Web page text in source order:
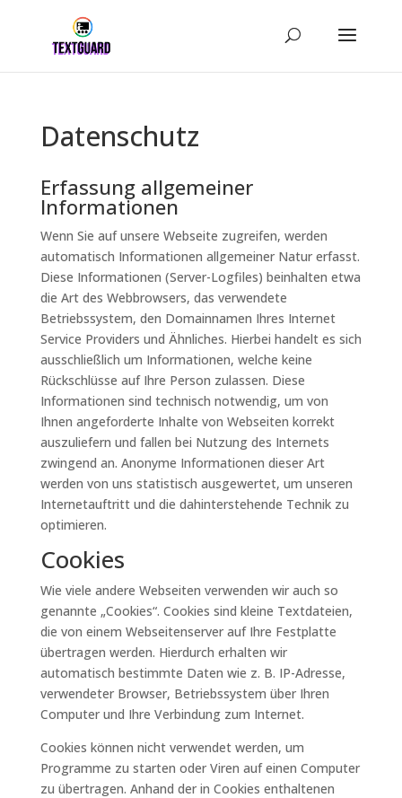
Datenschutz
Erfassung allgemeiner
Informationen
Wenn Sie auf unsere Webseite zugreifen, werden
automatisch Informationen allgemeiner Natur erfasst.
Diese Informationen (Server-Logfiles) beinhalten etwa
die Art des Webbrowsers, das verwendete
Betriebssystem, den Domainnamen Ihres Internet
Service Providers und Ähnliches. Hierbei handelt es sich
ausschließlich um Informationen, welche keine
Rückschlüsse auf Ihre Person zulassen. Diese
Informationen sind technisch notwendig, um von
Ihnen angeforderte Inhalte von Webseiten korrekt
auszuliefern und fallen bei Nutzung des Internets
zwingend an. Anonyme Informationen dieser Art
werden von uns statistisch ausgewertet, um unseren
Internetauftritt und die dahinterstehende Technik zu
optimieren.
Cookies
Wie viele andere Webseiten verwenden wir auch so
genannte „Cookies“. Cookies sind kleine Textdateien,
die von einem Webseitenserver auf Ihre Festplatte
übertragen werden. Hierdurch erhalten wir
automatisch bestimmte Daten wie z. B. IP-Adresse,
verwendeter Browser, Betriebssystem über Ihren
Computer und Ihre Verbindung zum Internet.
Cookies können nicht verwendet werden, um
Programme zu starten oder Viren auf einen Computer
zu übertragen. Anhand der in Cookies enthaltenen